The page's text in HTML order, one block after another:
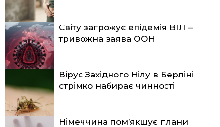
Світу загрожує епідемія ВІЛ –
тривожна заява ООН
Вірус Західного Нілу в Берліні
стрімко набирає чинності
Німеччина пом’якшує плани